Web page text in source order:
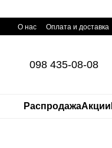
О нас Оплата и доставка
098 435-08-08
РаспродажаАкции